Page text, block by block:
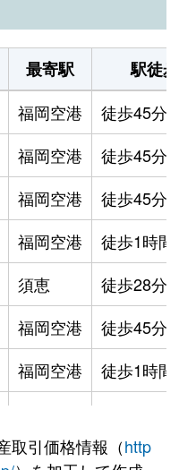
最寄駅
駅徒歩
福岡空港
徒歩45分
福岡空港
徒歩45分
福岡空港
徒歩45分
福岡空港
徒歩1時間
須恵
徒歩28分
福岡空港
徒歩45分
福岡空港
徒歩1時間
福岡空港
徒歩1時間
取引価格情報（http